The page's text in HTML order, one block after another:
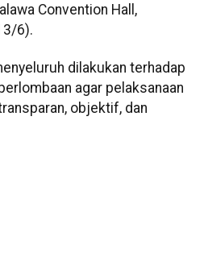
Convention Hall,
6).
dilakukan terhadap
agar pelaksanaan
objektif, dan